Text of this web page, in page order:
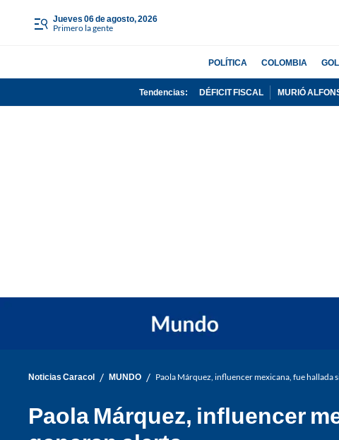
jueves 06 de agosto, 2026
Primero la gente
POLÍTICA COLOMBIA
Tendencias: DÉFICIT FISCAL MURIÓ
Noticias Caracol / MUNDO / Paola Márquez, influencer mexicana, fue hallada
Paola Márquez, influencer